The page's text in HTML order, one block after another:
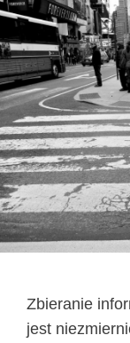
Zbieranie
jest